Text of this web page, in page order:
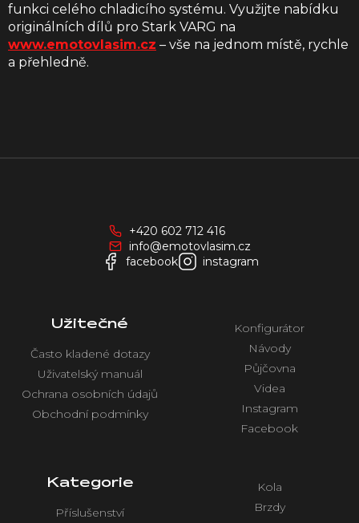
funkci celého chladicího systému. Využijte nabídku
originálních dílů pro Stark VARG na
www.emotovlasim.cz – vše na jednom místě, rychle
a přehledně.
+420 602 712 416
info@emotovlasim.cz
facebook
instagram
Užitečné
Často kladené dotazy
Uživatelský manuál
Ochrana osobních údajů
Obchodní podmínky
Konfigurátor
Návody
Půjčovna
Videa
Instagram
Facebook
Kategorie
Příslušenství
Kola
Brzdy